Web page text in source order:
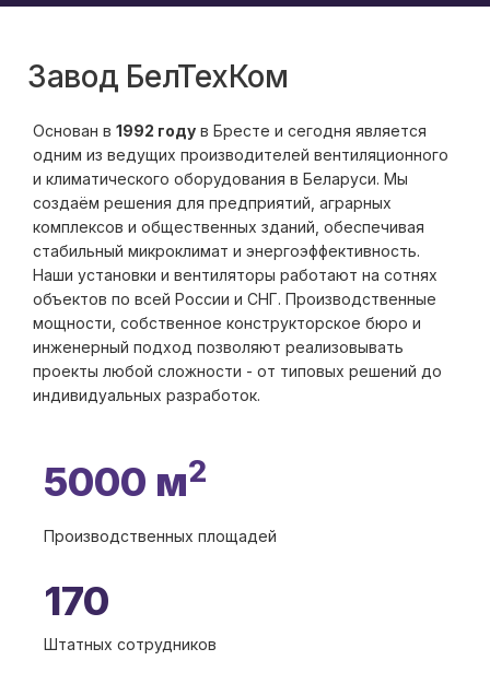
Завод БелТехКом
Основан в 1992 году в Бресте и сегодня является
одним из ведущих производителей вентиляционного
и климатического оборудования в Беларуси. Мы
создаём решения для предприятий, аграрных
комплексов и общественных зданий, обеспечивая
стабильный микроклимат и энергоэффективность.
Наши установки и вентиляторы работают на сотнях
объектов по всей России и СНГ. Производственные
мощности, собственное конструкторское бюро и
инженерный подход позволяют реализовывать
проекты любой сложности - от типовых решений до
индивидуальных разработок.
5000 м2
Производственных площадей
170
Штатных сотрудников